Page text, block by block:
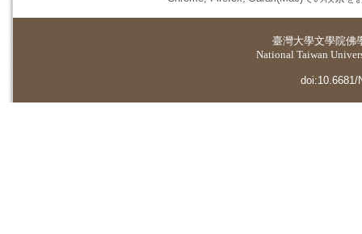
臺灣大學文學院佛
National Taiwan
doi:10.6681/